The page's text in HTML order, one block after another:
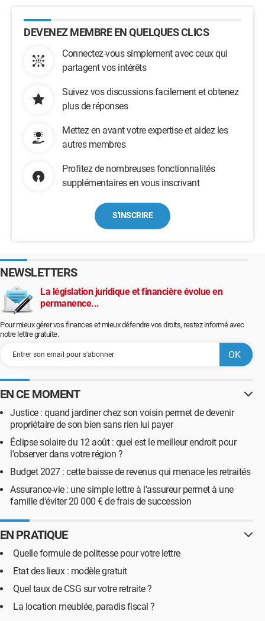
DEVENEZ MEMBRE EN QUELQUES CLICS
Connectez-vous simplement avec ceux qui
partagent vos intérêts
Suivez vos discussions facilement et obtenez
plus de réponses
Mettez en avant votre expertise et aidez les
autres membres
Profitez de nombreuses fonctionnalités
supplémentaires en vous inscrivant
S'INSCRIRE
NEWSLETTERS
La législation juridique et financière évolue en
permanence...
Pour mieux gérer vos finances et mieux défendre vos droits, restez informé avec
notre lettre gratuite.
EN CE MOMENT
Justice : quand jardiner chez son voisin permet de devenir
propriétaire de son bien sans rien lui payer
Éclipse solaire du 12 août : quel est le meilleur endroit pour
l'observer dans votre région ?
Budget 2027 : cette baisse de revenus qui menace les retraités
Assurance-vie : une simple lettre à l'assureur permet à une
famille d'éviter 20 000 € de frais de succession
EN PRATIQUE
Quelle formule de politesse pour votre lettre
Etat des lieux : modèle gratuit
Quel taux de CSG sur votre retraite ?
La location meublée, paradis fiscal ?